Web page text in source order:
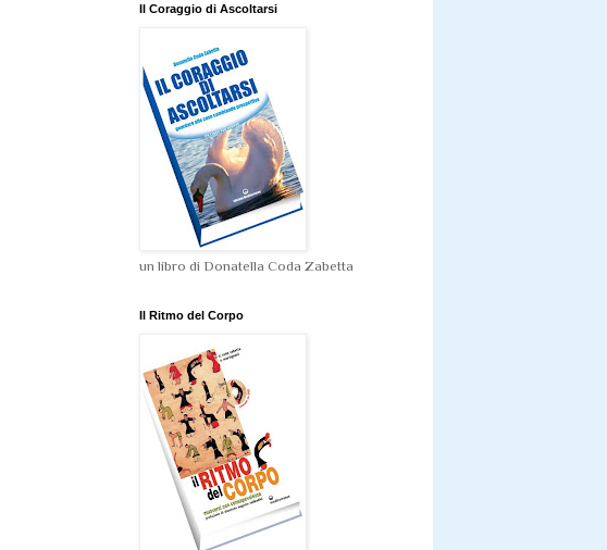
Il Coraggio di Ascoltarsi
un libro di Donatella Coda Zabetta
Il Ritmo del Corpo